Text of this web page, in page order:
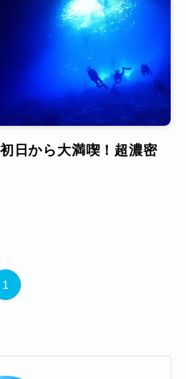
日から大満喫！超濃密
1